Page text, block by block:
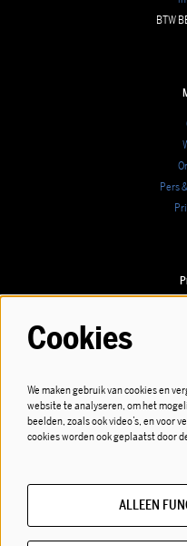
BTW
Pers
Meld je
Cookies
We maken gebruik van cookies en
website te analyseren, om het
beelden, zoals ook video’s, en voor
cookies worden ook geplaatst door
ALLEEN